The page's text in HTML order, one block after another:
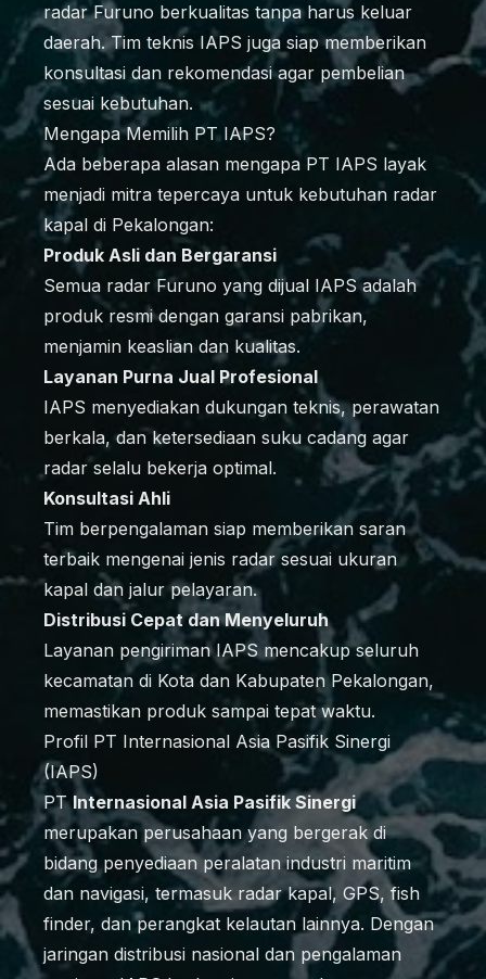
radar Furuno berkualitas tanpa harus keluar
daerah. Tim teknis IAPS juga siap memberikan
konsultasi dan rekomendasi agar pembelian
sesuai kebutuhan.
Mengapa Memilih PT IAPS?
Ada beberapa alasan mengapa PT IAPS layak
menjadi mitra tepercaya untuk kebutuhan radar
kapal di Pekalongan:
Produk Asli dan Bergaransi
Semua radar Furuno yang dijual IAPS adalah
produk resmi dengan garansi pabrikan,
menjamin keaslian dan kualitas.
Layanan Purna Jual Profesional
IAPS menyediakan dukungan teknis, perawatan
berkala, dan ketersediaan suku cadang agar
radar selalu bekerja optimal.
Konsultasi Ahli
Tim berpengalaman siap memberikan saran
terbaik mengenai jenis radar sesuai ukuran
kapal dan jalur pelayaran.
Distribusi Cepat dan Menyeluruh
Layanan pengiriman IAPS mencakup seluruh
kecamatan di Kota dan Kabupaten Pekalongan,
memastikan produk sampai tepat waktu.
Profil PT Internasional Asia Pasifik Sinergi
(IAPS)
PTInternasional Asia Pasifik Sinergi
merupakan perusahaan yang bergerak di
bidang penyediaan peralatan industri maritim
dan navigasi, termasuk radar kapal, GPS, fish
finder, dan perangkat kelautan lainnya. Dengan
jaringan distribusi nasional dan pengalaman